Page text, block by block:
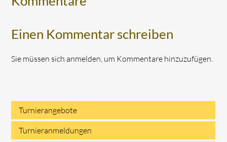
Einen Kommentar schreiben
Sie müssen sich anmelden, um Kommentare hinzuzufügen.
Navigation
Turnierangebote
Turnieranmeldungen